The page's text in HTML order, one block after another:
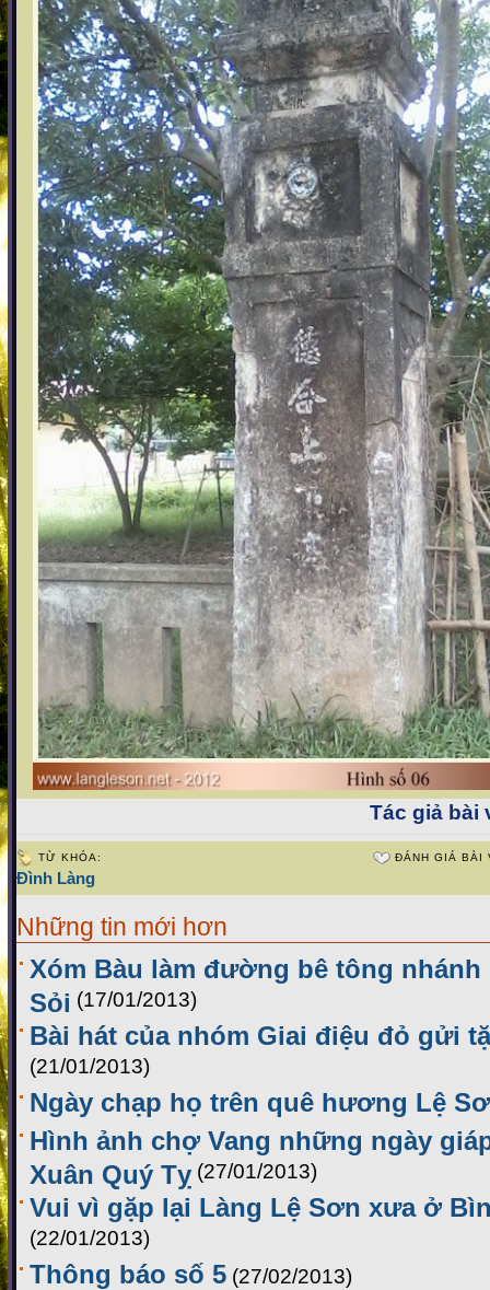
Tác giả bài
TỪ KHÓA:
Đình Làng
ĐÁNH GIÁ BÀI
Những tin mới hơn
Xóm Bàu làm đường bê tông
Sỏi (17/01/2013)
Bài hát của nhóm Giai điệu đỏ gửi
(21/01/2013)
Ngày chạp họ trên quê hương Lệ
Hình ảnh chợ Vang những ngày
Xuân Quý Tỵ (27/01/2013)
Vui vì gặp lại Làng Lệ Sơn xưa ở
(22/01/2013)
Thông báo số 5 (27/02/2013)